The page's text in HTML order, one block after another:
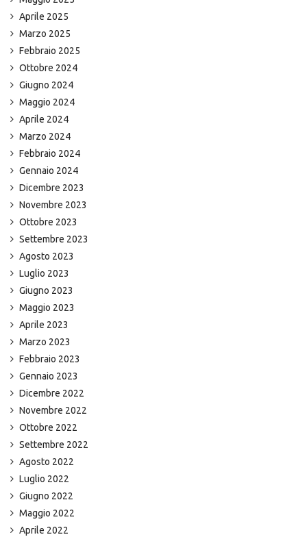
Aprile 2025
Marzo 2025
Febbraio 2025
Ottobre 2024
Giugno 2024
Maggio 2024
Aprile 2024
Marzo 2024
Febbraio 2024
Gennaio 2024
Dicembre 2023
Novembre 2023
Ottobre 2023
Settembre 2023
Agosto 2023
Luglio 2023
Giugno 2023
Maggio 2023
Aprile 2023
Marzo 2023
Febbraio 2023
Gennaio 2023
Dicembre 2022
Novembre 2022
Ottobre 2022
Settembre 2022
Agosto 2022
Luglio 2022
Giugno 2022
Maggio 2022
Aprile 2022